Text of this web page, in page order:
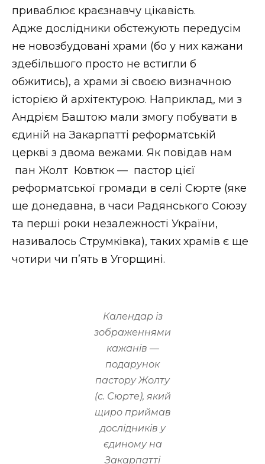
приваблює краєзнавчу цікавість.
Адже дослідники обстежують передусім
не новозбудовані храми (бо у них кажани
здебільшого просто не встигли б
обжитись), а храми зі своєю визначною
історією й архітектурою. Наприклад, ми з
Андрієм Баштою мали змогу побувати в
єдиній на Закарпатті реформатській
церкві з двома вежами. Як повідав нам
пан Жолт Ковтюк — пастор цієї
реформатської громади в селі Сюрте (яке
ще донедавна, в часи Радянського Союзу
та перші роки незалежності України,
називалось Струмківка), таких храмів є ще
чотири чи п’ять в Угорщині.
Календар із
зображеннями
кажанів —
подарунок
пастору Жолту
(с. Сюрте), який
щиро приймав
дослідників у
єдиному на
Закарпатті